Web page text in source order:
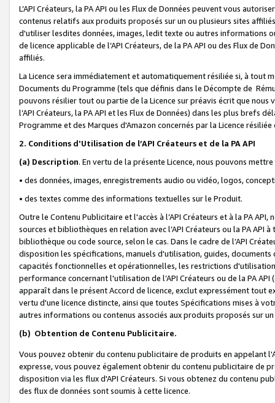
L’API Créateurs, la PA API ou les Flux de Données peuvent vous
contenus relatifs aux produits proposés sur un ou plusieurs sites
d'utiliser lesdites données, images, ledit texte ou autres informations
de licence applicable de l’API Créateurs, de la PA API ou des Flux de
affiliés.
La Licence sera immédiatement et automatiquement résiliée si, à
Documents du Programme (tels que définis dans le Décompte de
pouvons résilier tout ou partie de la Licence sur préavis écrit que
l’API Créateurs, la PA API et les Flux de Données) dans les plus
Programme et des Marques d'Amazon concernés par la Licence
2. Conditions d'Utilisation de l’API Créateurs et de la PA API
(a) Description. En vertu de la présente Licence, nous pouvons
• des données, images, enregistrements audio ou vidéo, logos,
• des textes comme des informations textuelles sur le Produit.
Outre le Contenu Publicitaire et l'accès à l’API Créateurs et à la PA
sources et bibliothèques en relation avec l’API Créateurs ou la PA
bibliothèque ou code source, selon le cas. Dans le cadre de l’API
disposition les spécifications, manuels d'utilisation, guides,
capacités fonctionnelles et opérationnelles, les restrictions
performance concernant l'utilisation de l’API Créateurs ou de la PA
apparaît dans le présent Accord de licence, exclut expressément tout
vertu d'une licence distincte, ainsi que toutes Spécifications mises à
autres informations ou contenus associés aux produits proposés sur
(b) Obtention de Contenu Publicitaire.
Vous pouvez obtenir du contenu publicitaire de produits en appelant
expresse, vous pouvez également obtenir du contenu publicitaire de
disposition via les flux d'API Créateurs. Si vous obtenez du contenu
des flux de données sont soumis à cette licence.